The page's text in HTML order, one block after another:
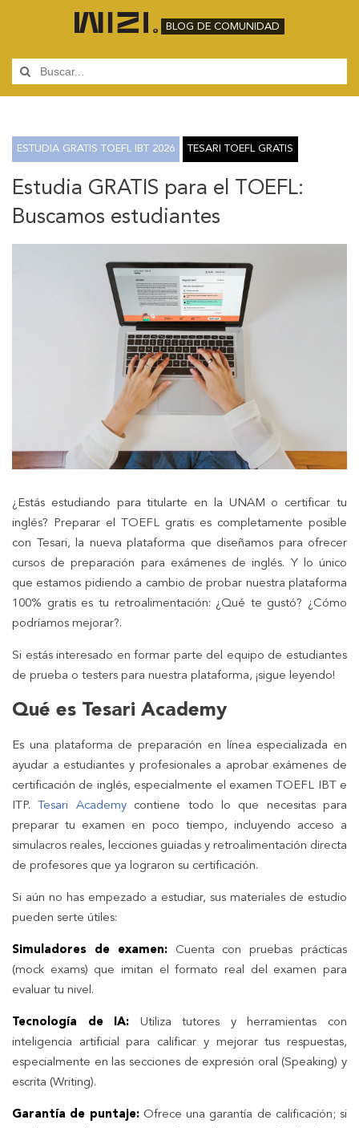
BLOG DE COMUNIDAD
ESTUDIA GRATIS TOEFL IBT 2026 TESARI TOEFL GRATIS
Estudia GRATIS para el TOEFL:
Buscamos estudiantes
¿Estás estudiando para titularte en la UNAM o certificar tu
inglés? Preparar el TOEFL gratis es completamente posible
con Tesari, la nueva plataforma que diseñamos para ofrecer
cursos de preparación para exámenes de inglés. Y lo único
que estamos pidiendo a cambio de probar nuestra plataforma
100% gratis es tu retroalimentación: ¿Qué te gustó? ¿Cómo
podríamos mejorar?.
Si estás interesado en formar parte del equipo de estudiantes
de prueba o testers para nuestra plataforma, ¡sigue leyendo!
Qué es Tesari Academy
Es una plataforma de preparación en línea especializada en
ayudar a estudiantes y profesionales a aprobar exámenes de
certificación de inglés, especialmente el examen TOEFL IBT e
ITP.
Tesari Academycontiene todo lo que necesitas para
preparar tu examen en poco tiempo, incluyendo acceso a
simulacros reales, lecciones guiadas y retroalimentación directa
de profesores que ya lograron su certificación.
Si aún no has empezado a estudiar, sus materiales de estudio
pueden serte útiles:
Simuladores de examen:Cuenta con pruebas prácticas
(mock exams) que imitan el formato real del examen para
evaluar tu nivel.
Tecnología de IA: Utiliza tutores y herramientas con
inteligencia artificial para calificar y mejorar tus respuestas,
especialmente en las secciones de expresión oral (Speaking) y
escrita (Writing).
Garantía de puntaje: Ofrece una garantía de calificación; si